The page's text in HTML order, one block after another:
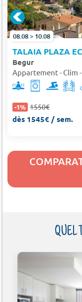
08.08 > 10.08
TALAIA PLAZA
Begur
Appartement - Clim -
-1% 1550€
dès 1545€ / sem.
QUEL